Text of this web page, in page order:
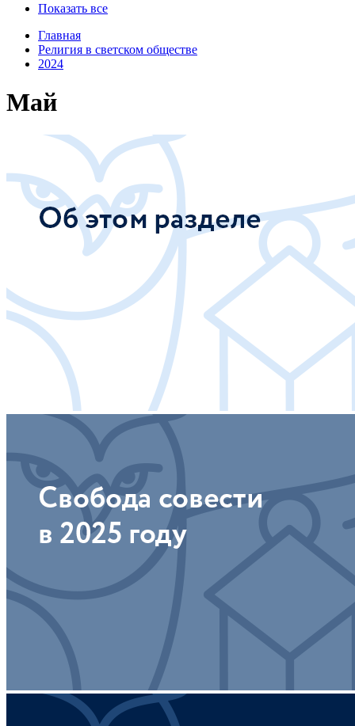
Показать все
Главная
Религия в светском обществе
2024
Май